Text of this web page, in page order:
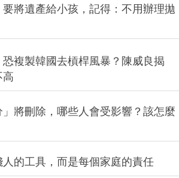
將遺產給小孩，記得：不用辦理拋
複製韓國去槓桿風暴？陳威良揭
高
」將刪除，哪些人會受影響？該怎麼
的工具，而是每個家庭的責任